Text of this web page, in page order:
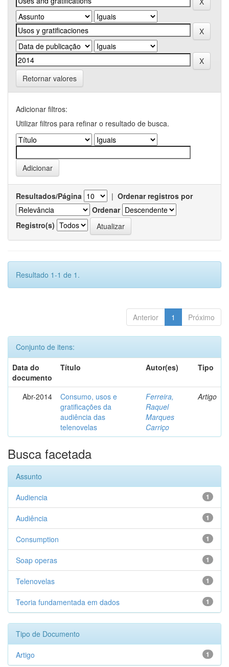
Retornar valores
Adicionar filtros:
Utilizar filtros para refinar o resultado de busca.
Resultados/Página | Ordenar registros por
Ordenar
Registro(s)
Resultado 1-1 de 1.
Anterior 1 Próximo
Conjunto de itens:
Data do
documento
Título Autor(es) Tipo
Abr-2014
Consumo, usos e
gratificações da
audiência das
telenovelas
Ferreira,
Raquel
Marques
Carriço
Artigo
Busca facetada
Assunto
1
Audiencia
1
Audiência
1
Consumption
1
Soap operas
1
Telenovelas
1
Teoria fundamentada em dados
Tipo de Documento
1
Artigo